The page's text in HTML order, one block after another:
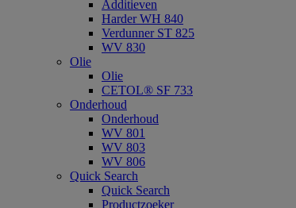
Additieven
Harder WH 840
Verdunner ST 825
WV 830
Olie
Olie
CETOL® SF 733
Onderhoud
Onderhoud
WV 801
WV 803
WV 806
Quick Search
Quick Search
Productzoeker